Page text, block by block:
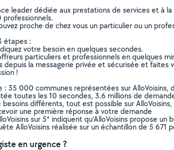
leader dédiée aux prestations de services et à
proche de chez vous un particulier ou un
étapes :
votre besoin en quelques secondes.
particuliers et professionnels en quelques
depuis la messagerie privée et sécurisée et faites
!
: 35 000 communes représentées sur
toutes les 10 secondes, 3.6 millions de
différents, tout est possible sur
une première réponse à votre demande
sur 5* indiquent qu’AlloVoisins propose
AlloVoisins réalisée sur un échantillon de 5
en urgence ?